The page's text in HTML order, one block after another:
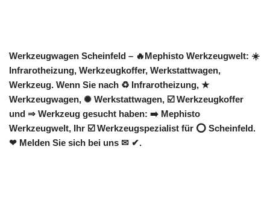
Werkzeugwagen Scheinfeld – 🔥Mephisto Werkzeugwelt: ☀️
Infrarotheizung, Werkzeugkoffer, Werkstattwagen,
Werkzeug. Wenn Sie nach ♻ Infrarotheizung, ★
Werkzeugwagen, ✺ Werkstattwagen, ☑️ Werkzeugkoffer
und ⇒ Werkzeug gesucht haben: ➡️ Mephisto
Werkzeugwelt, Ihr ☑️ Werkzeugspezialist für ⭕ Scheinfeld.
❤ Melden Sie sich bei uns ✉ ✔.